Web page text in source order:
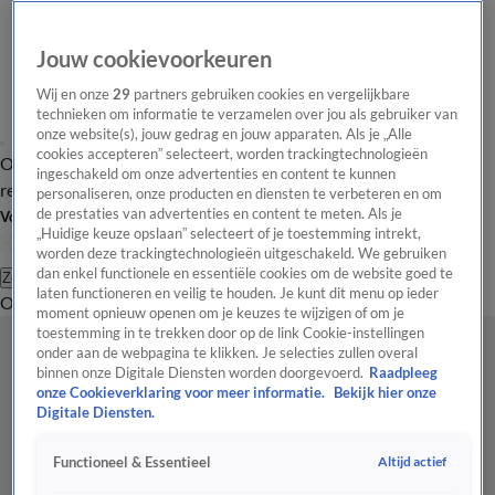
Overzicht Laatste nieuws Regionieuws Het beste van Hart
Tip de
redactie
Volg Hart van Nederland
Zoeken
OverzichtRegioUitzendingenWeerTip de redactiePanelVideo's
Jouw cookievoorkeuren
Wij en onze29 partners gebruiken cookies en vergelijkbare
technieken om informatie te verzamelen over jou als gebruiker van
onze website(s), jouw gedrag en jouw apparaten. Als je „Alle
cookies accepteren” selecteert, worden trackingtechnologieën
ingeschakeld om onze advertenties en content te kunnen
personaliseren, onze producten en diensten te verbeteren en om
de prestaties van advertenties en content te meten. Als je
„Huidige keuze opslaan” selecteert of je toestemming intrekt,
worden deze trackingtechnologieën uitgeschakeld. We gebruiken
dan enkel functionele en essentiële cookies om de website goed te
laten functioneren en veilig te houden. Je kunt dit menu op ieder
moment opnieuw openen om je keuzes te wijzigen of om je
toestemming in te trekken door op de link Cookie-instellingen
onder aan de webpagina te klikken. Je selecties zullen overal
binnen onze Digitale Diensten worden doorgevoerd. Raadpleeg
onze Cookieverklaring voor meer informatie.
Bekijk hier onze
Digitale Diensten.
Functioneel & Essentieel Altijd actief